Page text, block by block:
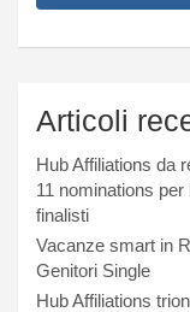
Articoli
Hub Affiliations da
11 nominations
finalisti
Vacanze smart in
Genitori Single
Hub Affiliations